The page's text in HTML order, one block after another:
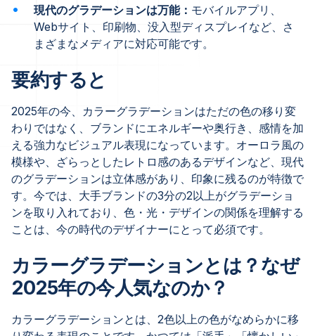
現代のグラデーションは万能： モバイルアプリ、
Webサイト、印刷物、没入型ディスプレイなど、さ
まざまなメディアに対応可能です。
要約すると
2025年の今、カラーグラデーションはただの色の移り変
わりではなく、ブランドにエネルギーや奥行き、感情を加
える強力なビジュアル表現になっています。オーロラ風の
模様や、ざらっとしたレトロ感のあるデザインなど、現代
のグラデーションは立体感があり、印象に残るのが特徴で
す。今では、大手ブランドの3分の2以上がグラデーショ
ンを取り入れており、色・光・デザインの関係を理解する
ことは、今の時代のデザイナーにとって必須です。
カラーグラデーションとは？なぜ
2025年の今人気なのか？
カラーグラデーションとは、2色以上の色がなめらかに移